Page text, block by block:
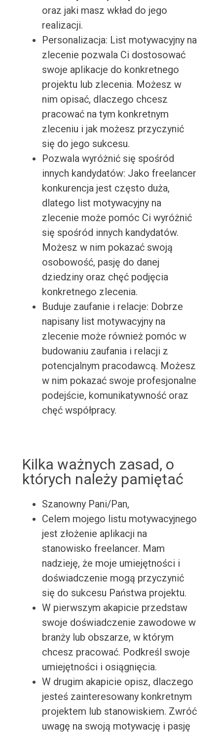
oraz jaki masz wkład do jego
realizacji.
Personalizacja: List motywacyjny na
zlecenie pozwala Ci dostosować
swoje aplikacje do konkretnego
projektu lub zlecenia. Możesz w
nim opisać, dlaczego chcesz
pracować na tym konkretnym
zleceniu i jak możesz przyczynić
się do jego sukcesu.
Pozwala wyróżnić się spośród
innych kandydatów: Jako freelancer
konkurencja jest często duża,
dlatego list motywacyjny na
zlecenie może pomóc Ci wyróżnić
się spośród innych kandydatów.
Możesz w nim pokazać swoją
osobowość, pasję do danej
dziedziny oraz chęć podjęcia
konkretnego zlecenia.
Buduje zaufanie i relacje: Dobrze
napisany list motywacyjny na
zlecenie może również pomóc w
budowaniu zaufania i relacji z
potencjalnym pracodawcą. Możesz
w nim pokazać swoje profesjonalne
podejście, komunikatywność oraz
chęć współpracy.
Kilka ważnych zasad, o
których należy pamiętać
Szanowny Pani/Pan,
Celem mojego listu motywacyjnego
jest złożenie aplikacji na
stanowisko freelancer. Mam
nadzieję, że moje umiejętności i
doświadczenie mogą przyczynić
się do sukcesu Państwa projektu.
W pierwszym akapicie przedstaw
swoje doświadczenie zawodowe w
branży lub obszarze, w którym
chcesz pracować. Podkreśl swoje
umiejętności i osiągnięcia.
W drugim akapicie opisz, dlaczego
jesteś zainteresowany konkretnym
projektem lub stanowiskiem. Zwróć
uwagę na swoją motywację i pasję